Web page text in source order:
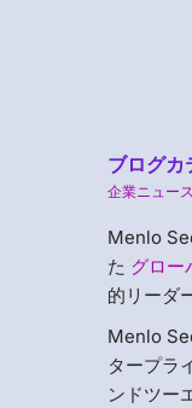
ブログカ
企業ニュース
Menlo
た グロー
的リーダ
Menlo
タープラ
ンドツー